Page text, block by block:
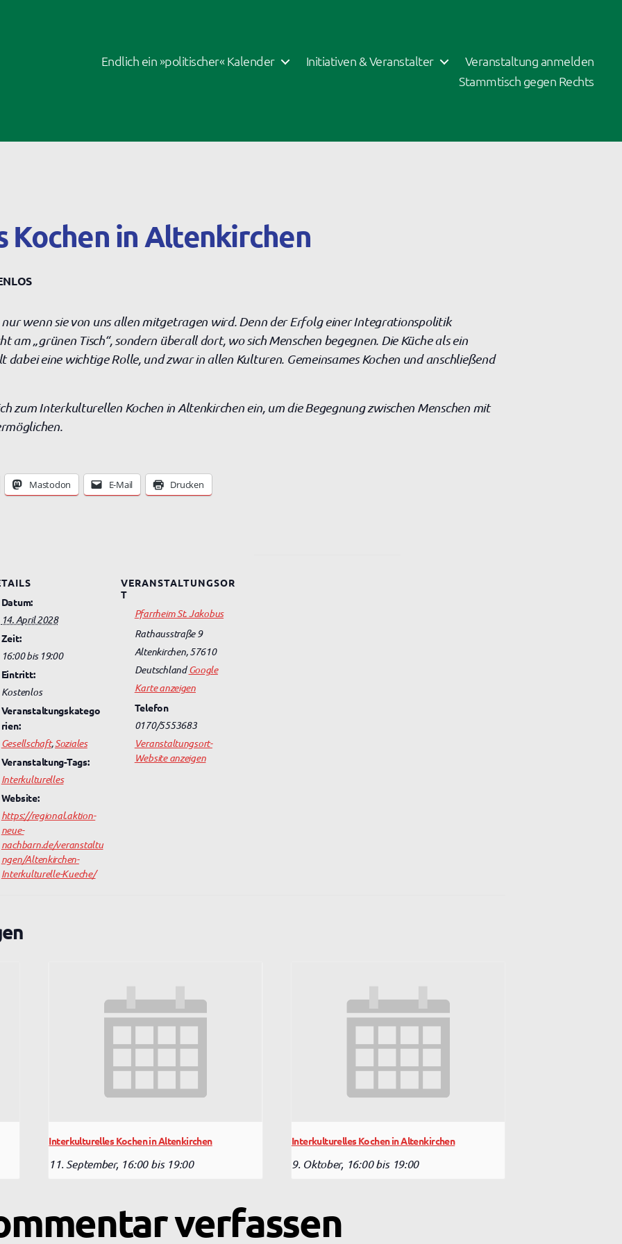
Endlich ein »politischer« Kalender Initiativen & Veranstalter
Veranstaltung anmelden
Stammtisch gegen Rechts
in Altenkirchen
wenn sie von uns allen mitgetragen wird. Denn der Erfolg einer Integrationspolitik
am „grünen Tisch“, sondern überall dort, wo sich Menschen begegnen. Die Küche als ein
dabei eine wichtige Rolle, und zwar in allen Kulturen. Gemeinsames Kochen und anschließend
zum Interkulturellen Kochen in Altenkirchen ein, um die Begegnung zwischen Menschen mit
Mastodon E-Mail Drucken
Datum:
14. April 2028
Zeit:
16:00 bis 19:00
Eintritt:
Kostenlos
Veranstaltungskatego
rien:
Gesellschaft,Soziales
Veranstaltung-Tags:
Interkulturelles
Website:
https://regional.aktion-
neue-
nachbarn.de/veranstaltu
ngen/Altenkirchen-
Interkulturelle-Kueche/
VERANSTALTUNGSOR
T
Pfarrheim St. Jakobus
Rathausstraße 9
Altenkirchen, 57610
Deutschland Google
Karte anzeigen
Telefon
0170/5553683
Veranstaltungsort-
Website anzeigen
Interkulturelles Kochen in Altenkirchen
11. September, 16:00 bis 19:00
Interkulturelles Kochen in Altenkirchen
9. Oktober, 16:00 bis 19:00
verfassen